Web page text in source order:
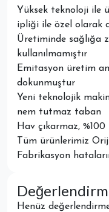
Yüksek teknoloji ile
ipliği ile özel olarak
Üretiminde sağlığa
kullanılmamıştır
Emitasyon üretim
dokunmuştur
Yeni teknolojik
nem tutmaz taban
Hav çıkarmaz,
Tüm ürünlerimiz
Fabrikasyon
Henüz